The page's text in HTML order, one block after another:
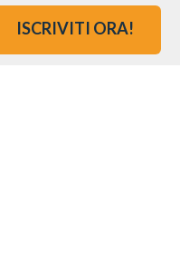
ISCRIVITI ORA!